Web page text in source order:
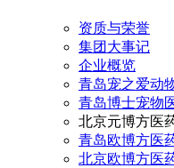
资质与荣誉
集团大事记
企业概览
青岛宠之爱动
青岛博士宠物
北京元博方医
青岛欧博方医
北京欧博方医